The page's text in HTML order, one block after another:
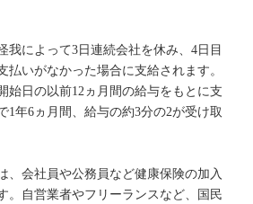
我によって3日連続会社を休み、4日目
払いがなかった場合に支給されます。
始日の以前12ヵ月間の給与をもとに支
1年6ヵ月間、給与の約3分の2が受け取
、会社員や公務員など健康保険の加入
。自営業者やフリーランスなど、国民